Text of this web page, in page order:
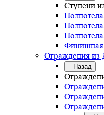
Ступени
Финишная
Ограждения
Назад